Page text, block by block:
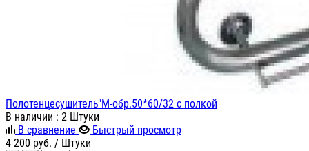
Полотенцесушитель"М-обр.50*60/32 с полкой
В наличии : 2 Штуки
В сравнение
Быстрый просмотр
4 200 руб. / Штуки